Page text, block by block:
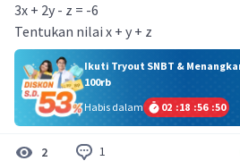
3x + 2y - z = -6
Tentukan nilai x + y + z
Ikuti Tryout SNBT &
100rb
Habis dalam
02 :18 :56 :49
2 1